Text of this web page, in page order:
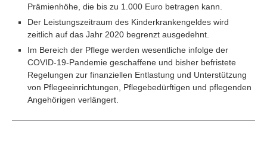
Prämienhöhe, die bis zu 1.000 Euro betragen kann.
Der Leistungszeitraum des Kinderkrankengeldes wird
zeitlich auf das Jahr 2020 begrenzt ausgedehnt.
Im Bereich der Pflege werden wesentliche infolge der
COVID-19-Pandemie geschaffene und bisher befristete
Regelungen zur finanziellen Entlastung und Unterstützung
von Pflegeeinrichtungen, Pflegebedürftigen und pflegenden
Angehörigen verlängert.